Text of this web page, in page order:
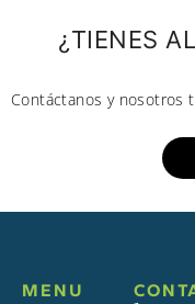
¿TIENES
Contáctanos y nosotros
MENU